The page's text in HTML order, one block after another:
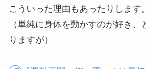
こういった理由もあったりします。
（単純に身体を動かすのが好き、
りますが）